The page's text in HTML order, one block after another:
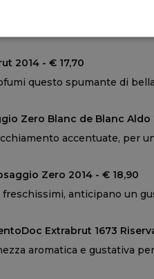
TrentoDoc Brut Rosé
olfattiva a cui si
2014 - € 17,70
questo spumante di
Zero Blanc de Blanc Aldo
accentuate, per
Zero 2014 - € 18,90
anticipano un
Extrabrut 1673
aromatica e gustativa